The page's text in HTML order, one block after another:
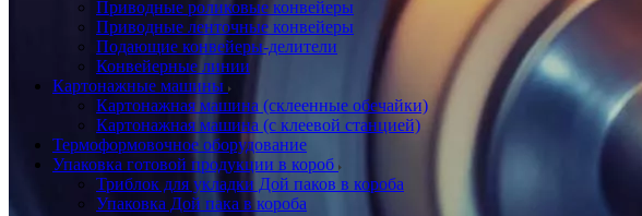
Приводные роликовые конвейеры
Приводные ленточные конвейеры
Подающие конвейеры-делители
Конвейерные линии
Картонажные машины
Картонажная машина (склеенные обечайки)
Картонажная машина (с клеевой станцией)
Термоформовочное оборудование
Упаковка готовой продукции в короб
Триблок для укладки Дой паков в короба
Упаковка Дой пака в короба